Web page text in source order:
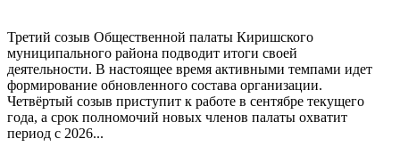
Третий созыв Общественной палаты Киришского
муниципального района подводит итоги своей
деятельности. В настоящее время активными темпами идет
формирование обновленного состава организации.
Четвёртый созыв приступит к работе в сентябре текущего
года, а срок полномочий новых членов палаты охватит
период с 2026...